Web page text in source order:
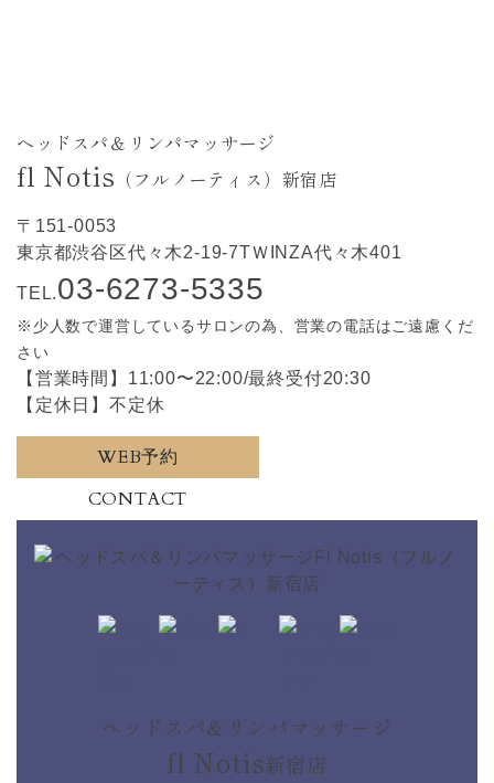
ヘッドスパ＆リンパマッサージ
fl Notis （フルノーティス）新宿店
〒151-0053
東京都渋谷区代々木2-19-7TＷINZA代々木401
TEL.03-6273-5335
※少人数で運営しているサロンの為、営業の電話はご遠慮くだ
さい
【営業時間】11:00〜22:00/最終受付20:30
【定休日】不定休
WEB予約
CONTACT
ヘッドスパ＆リンパマッサージ
fl Notis新宿店